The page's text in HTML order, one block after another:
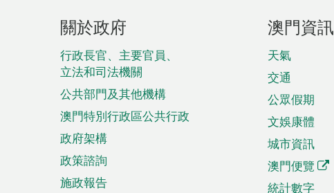
頁
腳
菜
單
關於政府
行政長官、主要官員、
立法和司法機關
公共部門及其他機構
澳門特別行政區公共行政
政府架構
政策諮詢
施政報告
澳門資訊
天氣
交通
公眾假期
文娛康體
城市資訊
澳門便覽
統計數字